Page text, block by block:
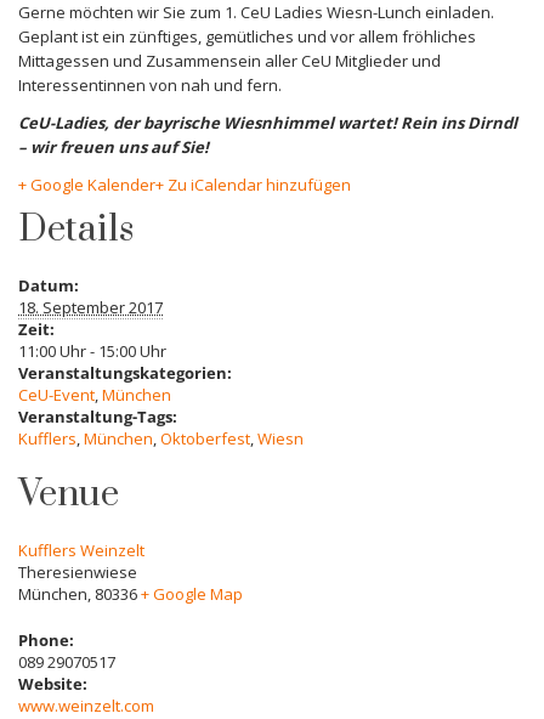
Gerne möchten wir Sie zum 1. CeU Ladies Wiesn-Lunch einladen.
Geplant ist ein zünftiges, gemütliches und vor allem fröhliches
Mittagessen und Zusammensein aller CeU Mitglieder und
Interessentinnen von nah und fern.
CeU-Ladies, der bayrische Wiesnhimmel wartet! Rein ins Dirndl
– wir freuen uns auf Sie!
+ Google Kalender+ Zu iCalendar hinzufügen
Details
Datum:
18. September 2017
Zeit:
11:00 Uhr - 15:00 Uhr
Veranstaltungskategorien:
CeU-Event,München
Veranstaltung-Tags:
Kufflers,München,Oktoberfest,Wiesn
Venue
Kufflers Weinzelt
Theresienwiese
München, 80336+ Google Map
Phone:
089 29070517
Website:
www.weinzelt.com